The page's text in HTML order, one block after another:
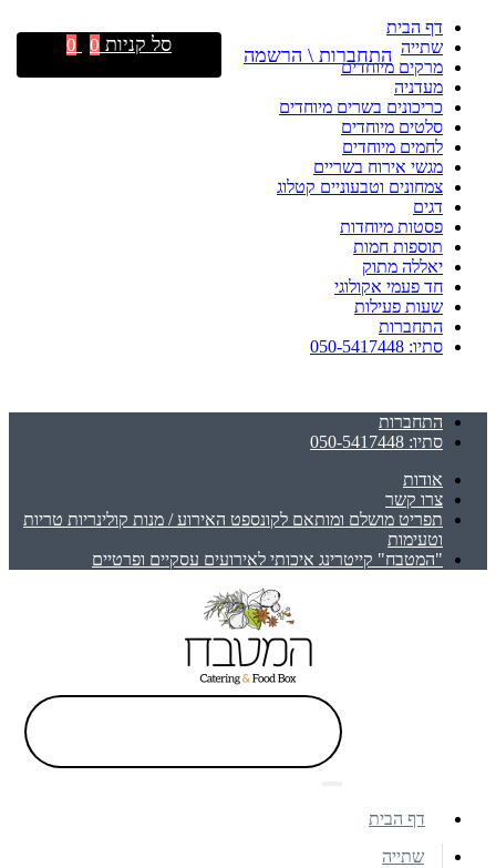
דף הבית
שתייה
מרקים מיוחדים
מעדניה
כריכונים בשרים מיוחדים
סלטים מיוחדים
לחמים מיוחדים
מגשי אירוח בשריים
צמחונים וטבעוניים קטלוג
דגים
פסטות מיוחדות
תוספות חמות
יאללה מתוק
חד פעמי אקולוגי
שעות פעילות
התחברות
סתיו: 050-5417448
התחברות
סתיו: 050-5417448
אודות
צרו קשר
תפריט מושלם ומותאם לקונספט האירוע / מנות קולינריות טריות
וטעימות
"המטבח" קייטרינג איכותי לאירועים עסקיים ופרטיים
התחברות \ הרשמה סל קניות 0
0
דף הבית
שתייה